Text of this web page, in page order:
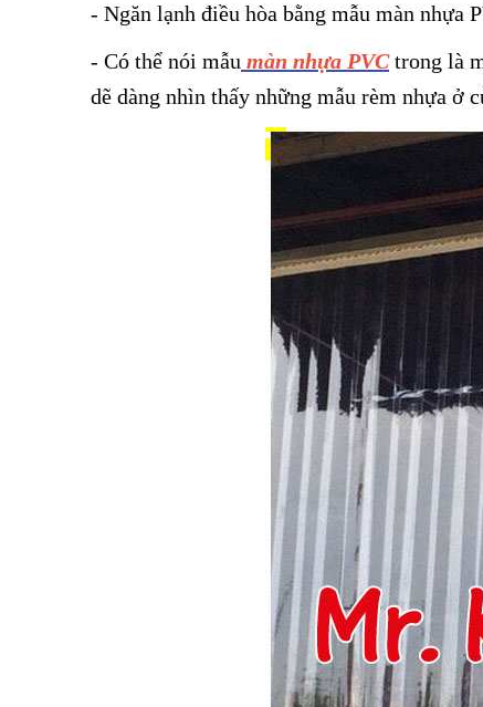
- Ngăn lạnh điều hòa bằng mẫu màn nhựa
- Có thể nói mẫu màn nhựa PVCtrong là
dẽ dàng nhìn thấy những mẫu rèm nhựa ở